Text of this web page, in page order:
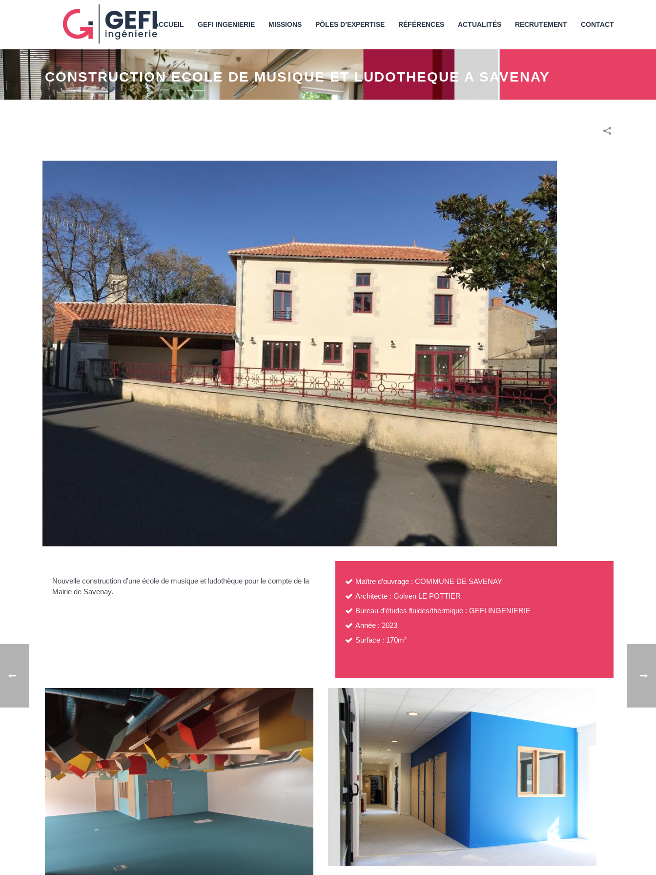
ACCUEIL GEFI INGENIERIE MISSIONS PÔLES D’EXPERTISE RÉFÉRENCES ACTUALITÉS RECRUTEMENT CONTACT
CONSTRUCTION ECOLE DE MUSIQUE ET LUDOTHEQUE A SAVENAY
Nouvelle construction d’une école de musique et ludothèque pour le compte de la
Mairie de Savenay.
Maître d’ouvrage : COMMUNE DE SAVENAY
Architecte : Golven LE POTTIER
Bureau d’études fluides/thermique : GEFI INGENIERIE
Année : 2023
Surface : 170m²